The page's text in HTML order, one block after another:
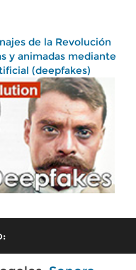
de la Revolución
y animadas mediante
(deepfakes)